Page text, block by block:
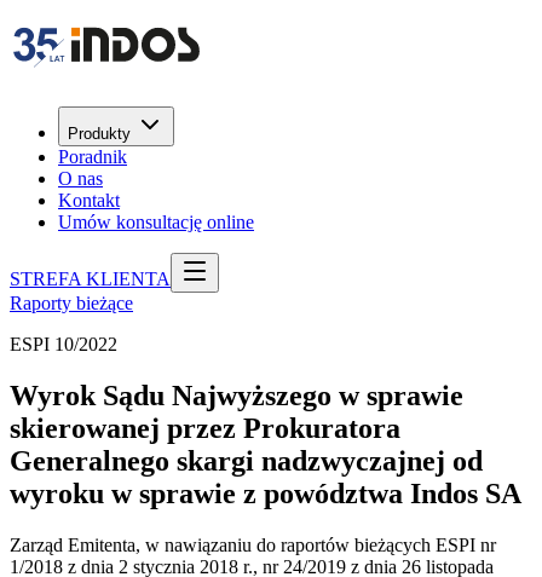
Produkty
Poradnik
O nas
Kontakt
Umów konsultację online
STREFA KLIENTA
Raporty bieżące
ESPI 10/2022
Wyrok Sądu Najwyższego w sprawie
skierowanej przez Prokuratora
Generalnego skargi nadzwyczajnej od
wyroku w sprawie z powództwa Indos SA
Zarząd Emitenta, w nawiązaniu do raportów bieżących ESPI nr
1/2018 z dnia 2 stycznia 2018 r., nr 24/2019 z dnia 26 listopada